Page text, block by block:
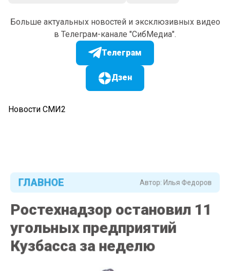
Больше актуальных новостей и эксклюзивных видео
в Телеграм-канале "СибМедиа".
Телеграм
Дзен
Новости СМИ2
ГЛАВНОЕ
Ростехнадзор остановил 11
угольных предприятий
Кузбасса за неделю